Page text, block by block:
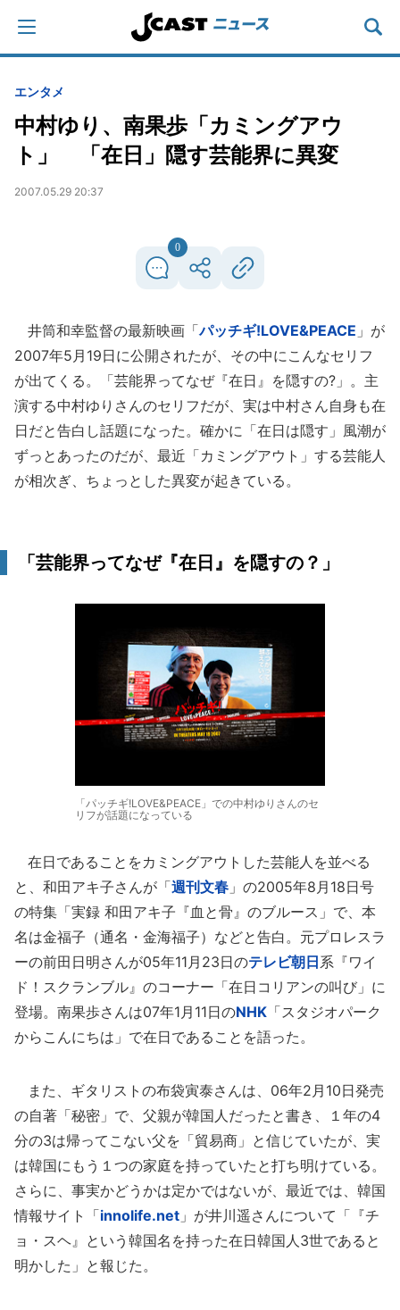
エンタメ
中村ゆり、南果歩「カミングアウ
ト」 「在日」隠す芸能界に異変
2007.05.29 20:37
0
井筒和幸監督の最新映画「パッチギ!LOVE&PEACE 」が
2007年5月19日に公開されたが、その中にこんなセリフ
が出てくる。「芸能界ってなぜ『在日』を隠すの?」。主
演する中村ゆりさんのセリフだが、実は中村さん自身も在
日だと告白し話題になった。確かに「在日は隠す」風潮が
ずっとあったのだが、最近「カミングアウト」する芸能人
が相次ぎ、ちょっとした異変が起きている。
「芸能界ってなぜ『在日』を隠すの？」
「パッチギ!LOVE&PEACE」での中村ゆりさんのセ
リフが話題になっている
在日であることをカミングアウトした芸能人を並べる
と、和田アキ子さんが「週刊文春 」の2005年8月18日号
の特集「実録 和田アキ子『血と骨』のブルース」で、本
名は金福子（通名・金海福子）などと告白。元プロレスラ
ーの前田日明さんが05年11月23日のテレビ朝日系『ワイ
ド！スクランブル』のコーナー「在日コリアンの叫び」に
登場。南果歩さんは07年1月11日のNHK 「スタジオパーク
からこんにちは」で在日であることを語った。
また、ギタリストの布袋寅泰さんは、06年2月10日発売
の自著「秘密」で、父親が韓国人だったと書き、１年の4
分の3は帰ってこない父を「貿易商」と信じていたが、実
は韓国にもう１つの家庭を持っていたと打ち明けている。
さらに、事実かどうかは定かではないが、最近では、韓国
情報サイト「innolife.net 」が井川遥さんについて「『チ
ョ・スヘ』という韓国名を持った在日韓国人3世であると
明かした」と報じた。